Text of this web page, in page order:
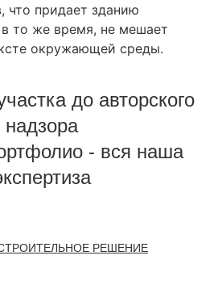
что придает зданию
то же время, не мешает
окружающей среды.
до авторского
надзора
- вся наша
РЕШЕНИЕ